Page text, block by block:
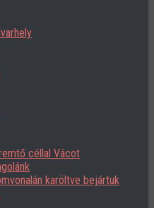
céllal Vácot
karöltve bejártuk